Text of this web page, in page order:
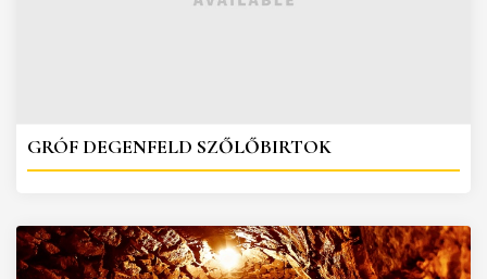
GRÓF DEGENFELD SZŐLŐBIRTOK